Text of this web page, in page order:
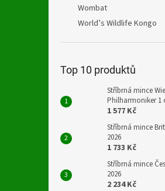
Wombat
World’s Wildlife Kongo
Top 10 produktů
Stříbrná mince
Philharmoniker 1
1 577 Kč
Stříbrná mince
2026
1 733 Kč
Stříbrná mince
2026
2 234 Kč